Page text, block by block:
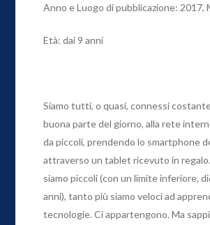
Anno e Luogo di pubblicazione: 2017,
Età: dai 9 anni
Siamo tutti, o quasi, connessi
buona parte del giorno, alla rete
da piccoli, prendendo lo smartphone
attraverso un tablet ricevuto in
siamo piccoli (con un limite inferiore,
anni), tanto più siamo veloci ad
tecnologie. Ci appartengono. Ma